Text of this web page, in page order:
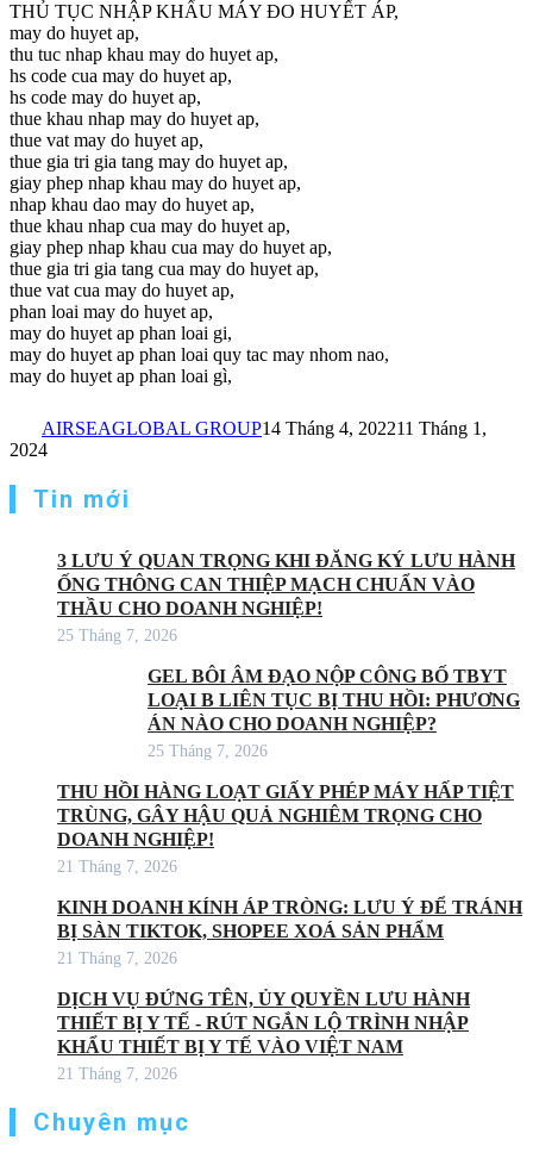
THỦ TỤC NHẬP KHẨU MÁY ĐO HUYẾT ÁP,
may do huyet ap,
thu tuc nhap khau may do huyet ap,
hs code cua may do huyet ap,
hs code may do huyet ap,
thue khau nhap may do huyet ap,
thue vat may do huyet ap,
thue gia tri gia tang may do huyet ap,
giay phep nhap khau may do huyet ap,
nhap khau dao may do huyet ap,
thue khau nhap cua may do huyet ap,
giay phep nhap khau cua may do huyet ap,
thue gia tri gia tang cua may do huyet ap,
thue vat cua may do huyet ap,
phan loai may do huyet ap,
may do huyet ap phan loai gi,
may do huyet ap phan loai quy tac may nhom nao,
may do huyet ap phan loai gì,
AIRSEAGLOBAL GROUP14 Tháng 4, 202211 Tháng 1,
2024
Tin mới
3 LƯU Ý QUAN TRỌNG KHI ĐĂNG KÝ LƯU HÀNH
ỐNG THÔNG CAN THIỆP MẠCH CHUẨN VÀO
THẦU CHO DOANH NGHIỆP!
25 Tháng 7, 2026
GEL BÔI ÂM ĐẠO NỘP CÔNG BỐ TBYT
LOẠI B LIÊN TỤC BỊ THU HỒI: PHƯƠNG
ÁN NÀO CHO DOANH NGHIỆP?
25 Tháng 7, 2026
THU HỒI HÀNG LOẠT GIẤY PHÉP MÁY HẤP TIỆT
TRÙNG, GÂY HẬU QUẢ NGHIÊM TRỌNG CHO
DOANH NGHIỆP!
21 Tháng 7, 2026
KINH DOANH KÍNH ÁP TRÒNG: LƯU Ý ĐỂ TRÁNH
BỊ SÀN TIKTOK, SHOPEE XOÁ SẢN PHẨM
21 Tháng 7, 2026
DỊCH VỤ ĐỨNG TÊN, ỦY QUYỀN LƯU HÀNH
THIẾT BỊ Y TẾ - RÚT NGẮN LỘ TRÌNH NHẬP
KHẨU THIẾT BỊ Y TẾ VÀO VIỆT NAM
21 Tháng 7, 2026
Chuyên mục